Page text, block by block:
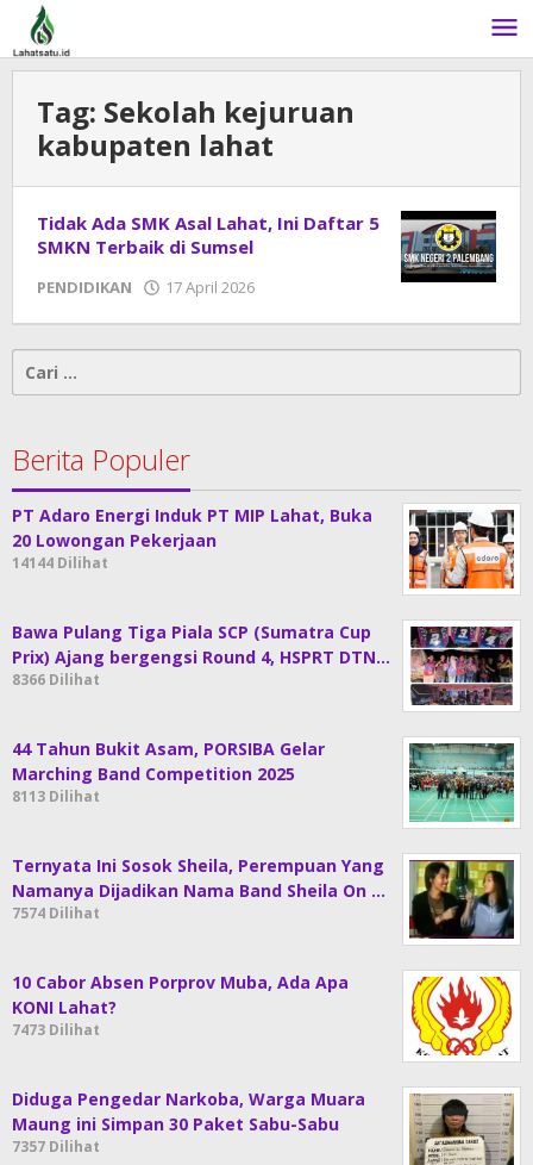
Lewati
konten
Tag: Sekolah kejuruan
kabupaten lahat
Tidak Ada SMK Asal Lahat, Ini Daftar 5
SMKN Terbaik di Sumsel
PENDIDIKAN 17 April 2026
Cari
untuk:
Berita Populer
PT Adaro Energi Induk PT MIP Lahat, Buka
20 Lowongan Pekerjaan
14144 Dilihat
Bawa Pulang Tiga Piala SCP (Sumatra Cup
Prix) Ajang bergengsi Round 4, HSPRT DTN…
8366 Dilihat
44 Tahun Bukit Asam, PORSIBA Gelar
Marching Band Competition 2025
8113 Dilihat
Ternyata Ini Sosok Sheila, Perempuan Yang
Namanya Dijadikan Nama Band Sheila On …
7574 Dilihat
10 Cabor Absen Porprov Muba, Ada Apa
KONI Lahat?
7473 Dilihat
Diduga Pengedar Narkoba, Warga Muara
Maung ini Simpan 30 Paket Sabu-Sabu
7357 Dilihat